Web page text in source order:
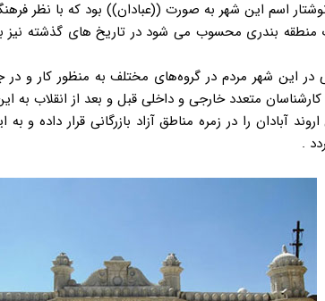
منطقه بندری محسوب می شود در تاریخ های گذشته نیز
در این شهر مردم در گروه‌های مختلف به منظور کار و
متعدد خارجی و داخلی قبل و بعد از انقلاب به
آبادان را در زمره مناطق آزاد بازرگانی قرار داده و
.